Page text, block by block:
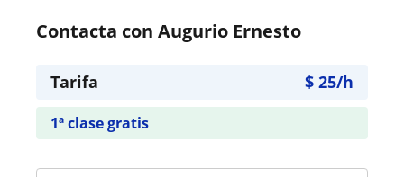
Contacta con Augurio Ernesto
Tarifa $ 25/h
1ª clase gratis